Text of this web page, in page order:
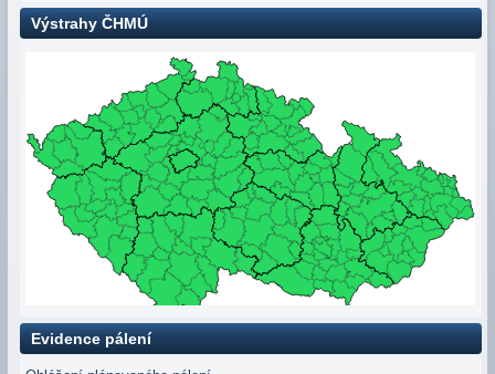
Výstrahy ČHMÚ
Evidence pálení